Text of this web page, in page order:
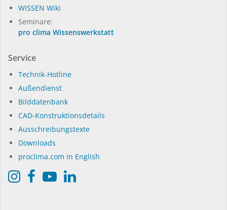
WISSEN Wiki
Seminare:
pro clima Wissenswerkstatt
Service
Technik-Hotline
Außendienst
Bilddatenbank
CAD-Konstruktionsdetails
Ausschreibungstexte
Downloads
proclima.com in English